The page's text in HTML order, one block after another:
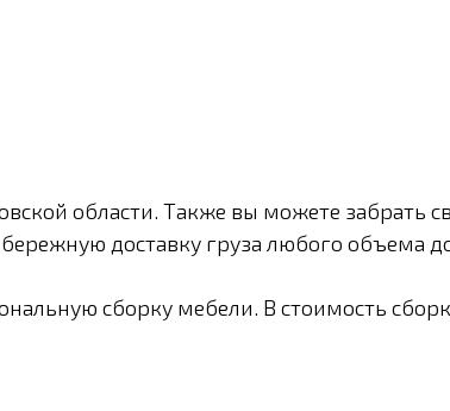
области. Также вы можете забрать
доставку груза любого объема
сборку мебели. В стоимость